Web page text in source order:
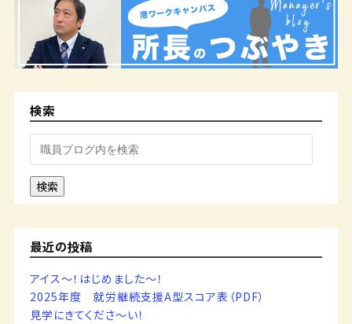
検索
検索
最近の投稿
アイス～！はじめました～！
2025年度 就労継続支援A型スコア表（PDF）
見学にきてくださ～い！